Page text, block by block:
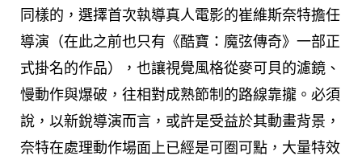
同樣的，選擇首次執導真人電影的崔維斯奈特擔任
導演（在此之前也只有《酷寶：魔弦傳奇》一部正
式掛名的作品），也讓視覺風格從麥可貝的濾鏡、
慢動作與爆破，往相對成熟節制的路線靠攏。必須
說，以新銳導演而言，或許是受益於其動畫背景，
奈特在處理動作場面上已經是可圈可點，大量特效